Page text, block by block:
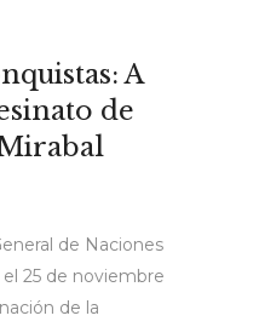
A
de
de Naciones
25 de noviembre
de la